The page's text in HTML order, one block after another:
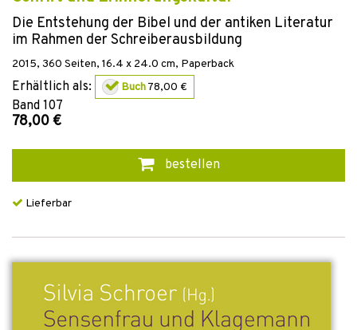
Die Entstehung der Bibel und der antiken Literatur
im Rahmen der Schreiberausbildung
2015, 360 Seiten, 16.4 x 24.0 cm, Paperback
Erhältlich als: Buch78,00 €
Band 107
78,00 €
bestellen
Lieferbar